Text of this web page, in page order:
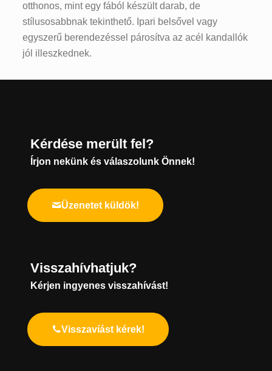
otthonos, mint egy fából készült darab, de
stílusosabbnak tekinthető. Ipari belsővel vagy
egyszerű berendezéssel párosítva az acél kandallók
jól illeszkednek.
Kérdése merült fel?
Írjon nekünk és válaszolunk Önnek!
Üzenetet küldök!
Visszahívhatjuk?
Kérjen ingyenes visszahívást!
Visszavíást kérek!